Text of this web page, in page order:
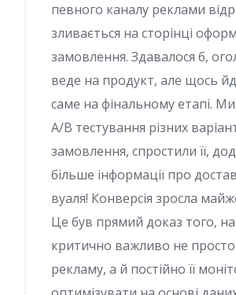
певного каналу реклами
зливається на сторінці
замовлення. Здавалося б,
веде на продукт, але щось
саме на фінальному етапі.
A/B тестування різних
замовлення, спростили її,
більше інформації про
вуаля! Конверсія зросла
Це був прямий доказ того,
критично важливо не просто
рекламу, а й постійно її